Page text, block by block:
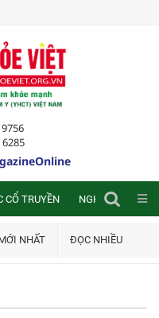
9756
6285
CỔ TRUYỀN NGHIÊN CỨU
NHẤT ĐỌC NHIỀU